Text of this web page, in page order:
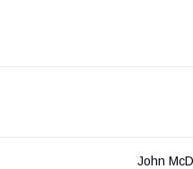
John